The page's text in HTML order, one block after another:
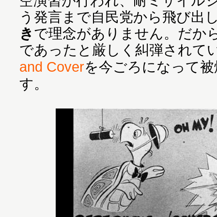
う発言まで自民党から飛び出
きで理念がありません。だか
であったと厳しく糾弾されて
and Coverを今ごろになって
す。